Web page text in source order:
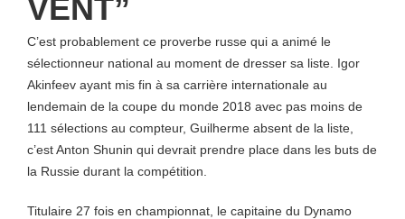
VENT”
C’est probablement ce proverbe russe qui a animé le
sélectionneur national au moment de dresser sa liste. Igor
Akinfeev ayant mis fin à sa carrière internationale au
lendemain de la coupe du monde 2018 avec pas moins de
111 sélections au compteur, Guilherme absent de la liste,
c’est Anton Shunin qui devrait prendre place dans les buts de
la Russie durant la compétition.
Titulaire 27 fois en championnat, le capitaine du Dynamo